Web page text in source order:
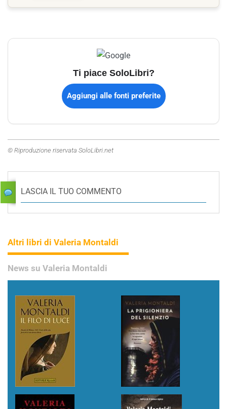
Ti piace SoloLibri?
Aggiungi alle fonti preferite
© Riproduzione riservata SoloLibri.net
LASCIA IL TUO COMMENTO
Altri libri di Valeria Montaldi
News su Valeria Montaldi